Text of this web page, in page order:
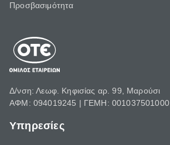
Προσβασιμότητα
Δ/νση: Λεωφ. Κηφισίας αρ. 99, Μαρούσι
ΑΦΜ: 094019245 | ΓΕΜΗ: 001037501000
Υπηρεσίες